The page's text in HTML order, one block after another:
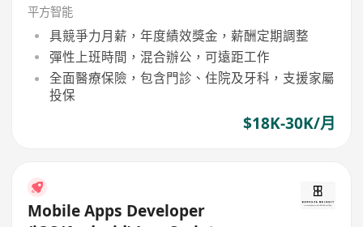
平方智能
具競爭力月薪，年度績效獎金，薪酬定期調整
彈性上班時間，混合辦公，可遠距工作
全面醫療保險，包含門診、住院及牙科，支援家屬
投保
$18K-30K/月
Mobile Apps Developer